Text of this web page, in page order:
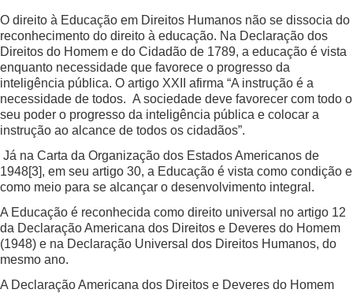
O direito à Educação em Direitos Humanos não se dissocia do
reconhecimento do direito à educação. Na Declaração dos
Direitos do Homem e do Cidadão de 1789, a educação é vista
enquanto necessidade que favorece o progresso da
inteligência pública. O artigo XXII afirma “A instrução é a
necessidade de todos. A sociedade deve favorecer com todo o
seu poder o progresso da inteligência pública e colocar a
instrução ao alcance de todos os cidadãos”.
Já na Carta da Organização dos Estados Americanos de
1948[3], em seu artigo 30, a Educação é vista como condição e
como meio para se alcançar o desenvolvimento integral.
A Educação é reconhecida como direito universal no artigo 12
da Declaração Americana dos Direitos e Deveres do Homem
(1948) e na Declaração Universal dos Direitos Humanos, do
mesmo ano.
A Declaração Americana dos Direitos e Deveres do Homem